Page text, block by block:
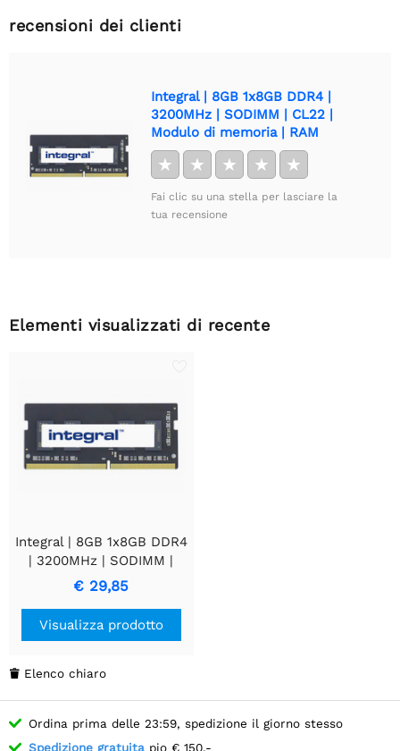
recensioni dei clienti
Integral | 8GB 1x8GB DDR4 |
3200MHz | SODIMM | CL22 |
Modulo di memoria | RAM
★ ★ ★ ★ ★
Fai clic su una stella per lasciare la
tua recensione
Elementi visualizzati di recente
Integral | 8GB 1x8GB DDR4
| 3200MHz | SODIMM |
CL22 | Modulo di memoria
| RAM
€ 29,85
Visualizza prodotto
 Elenco chiaro
Ordina prima delle 23:59, spedizione il giorno stesso
Spedizione gratuita pio € 150,-